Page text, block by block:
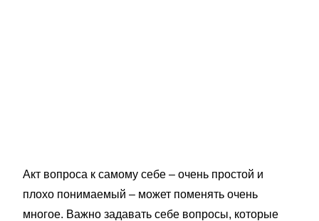
Акт вопроса к самому себе – очень простой и
плохо понимаемый – может поменять очень
многое. Важно задавать себе вопросы, которые